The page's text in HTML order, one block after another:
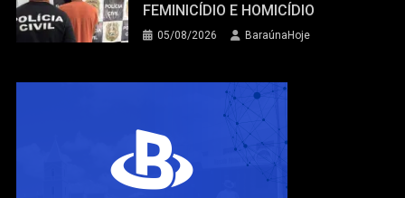
FEMINICÍDIO E HOMICÍDIO
05/08/2026 BaraúnaHoje